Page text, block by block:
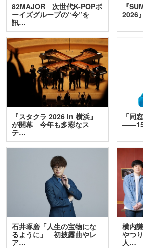
82MAJOR 次世代K-POPボ
ーイズグループの“今”を
訊…
『
2026
『スタクラ 2026 in 横浜』
が開幕 今年も多彩なス
テ…
「同
――15
石井琢磨「人生の宝物にな
るように」 初披露曲やレ
ア…
横内
やつ
人…